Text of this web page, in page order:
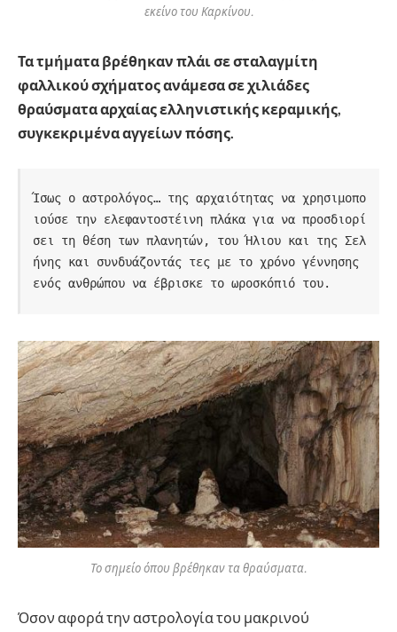
εκείνο του Καρκίνου.
Τα τμήματα βρέθηκαν πλάι σε σταλαγμίτη
φαλλικού σχήματος ανάμεσα σε χιλιάδες
θραύσματα αρχαίας ελληνιστικής κεραμικής,
συγκεκριμένα αγγείων πόσης.
Ίσως ο αστρολόγος… της αρχαιότητας να χρησιμοπο
ιούσε την ελεφαντοστέινη πλάκα για να προσδιορί
σει τη θέση των πλανητών, του Ήλιου και της Σελ
ήνης και συνδυάζοντάς τες με το χρόνο γέννησης
ενός ανθρώπου να έβρισκε το ωροσκόπιό του.
Το σημείο όπου βρέθηκαν τα θραύσματα.
Όσον αφορά την αστρολογία του μακρινού